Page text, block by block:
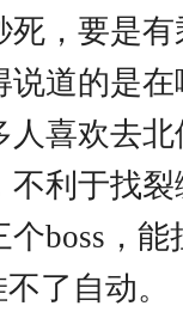
，要是
道的是
喜欢去
利于找
boss，
了自动。